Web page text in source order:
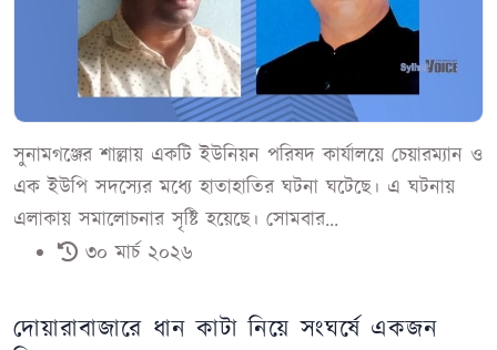
সুনামগঞ্জের শাল্লায় একটি ইউনিয়ন পরিষদ কার্যালয়ে চেয়ারম্যান ও
এক ইউপি সদস্যের মধ্যে হাতাহাতির ঘটনা ঘটেছে। এ ঘটনায়
এলাকায় সমালোচনার সৃষ্টি হয়েছে। সোমবার...
৩০ মার্চ ২০২৬
দোয়ারাবাজারে ধান কাটা নিয়ে সংঘর্ষে একজন